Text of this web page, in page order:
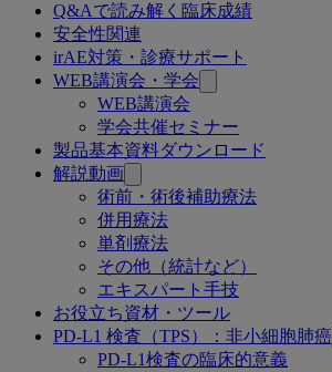
Q&Aで読み解く臨床成績
安全性関連
irAE対策・診療サポート
WEB講演会・学会
WEB講演会
学会共催セミナー
製品基本資料ダウンロード
解説動画
術前・術後補助療法
併用療法
単剤療法
その他（統計など）
エキスパート手技
お役立ち資材・ツール
PD-L1 検査（TPS）：非小細胞肺癌
PD-L1検査の臨床的意義